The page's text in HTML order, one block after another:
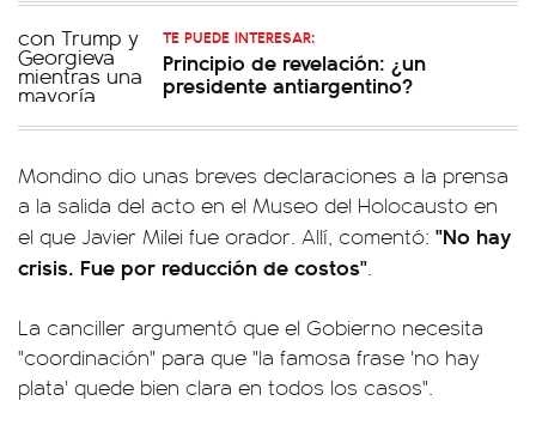
TE PUEDE INTERESAR:
Principio de revelación: ¿un
presidente antiargentino?
Mondino dio unas breves declaraciones a la prensa
a la salida del acto en el Museo del Holocausto en
el que Javier Milei fue orador. Allí, comentó: "No hay
crisis. Fue por reducción de costos".
La canciller argumentó que el Gobierno necesita
"coordinación" para que "la famosa frase 'no hay
plata' quede bien clara en todos los casos".